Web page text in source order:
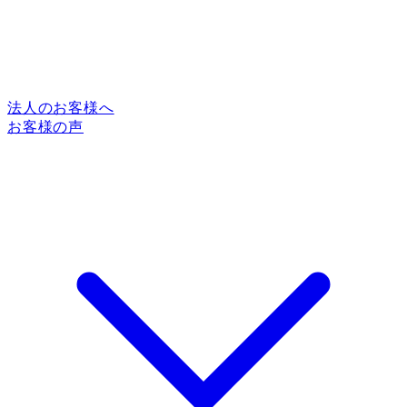
法人のお客様へ
お客様の声